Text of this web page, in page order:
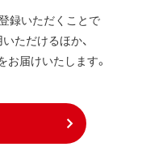
録いただくことで
ただけるほか、
届けいたします。